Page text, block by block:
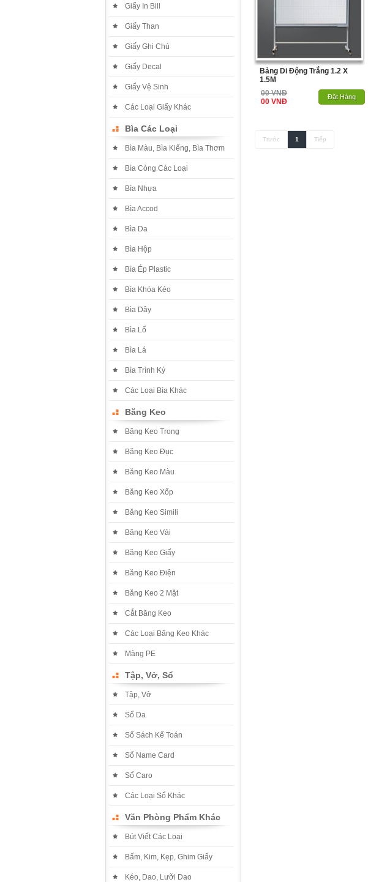
Giấy In Bill
Giấy Than
Giấy Ghi Chú
Giấy Decal
Giấy Vệ Sinh
Các Loại Giấy Khác
Bìa Các Loại
Bìa Màu, Bìa Kiếng, Bìa Thơm
Bìa Còng Các Loại
Bìa Nhựa
Bìa Accod
Bìa Da
Bìa Hộp
Bìa Ép Plastic
Bìa Khóa Kéo
Bìa Dây
Bìa Lổ
Bìa Lá
Bìa Trình Ký
Các Loại Bìa Khác
Băng Keo
Băng Keo Trong
Băng Keo Đục
Băng Keo Màu
Băng Keo Xốp
Băng Keo Simili
Băng Keo Vải
Băng Keo Giấy
Băng Keo Điện
Băng Keo 2 Mặt
Cắt Băng Keo
Các Loại Băng Keo Khác
Màng PE
Tập, Vở, Sổ
Tập, Vở
Sổ Da
Sổ Sách Kế Toán
Sổ Name Card
Sổ Caro
Các Loại Sổ Khác
Văn Phòng Phẩm Khác
Bút Viết Các Loại
Bấm, Kim, Kẹp, Ghim Giấy
Kéo, Dao, Lưỡi Dao
Bảng Di Động Trắng 1.2 X
1.5M
00 VNĐ
00 VNĐ
Hết Hàng
Đặt Hàng
Trước 1 Tiếp